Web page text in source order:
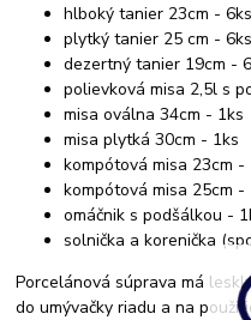
hlboký tanier 23cm - 6ks
plytký tanier 25 cm - 6ks
dezertný tanier 19cm -
polievková misa 2,5l s
misa oválna 34cm - 1ks
misa plytká 30cm - 1ks
kompótová misa 23cm -
kompótová misa 25cm -
omáčnik s podšálkou -
solnička a korenička
Porcelánová súprava má
do umývačky riadu a na